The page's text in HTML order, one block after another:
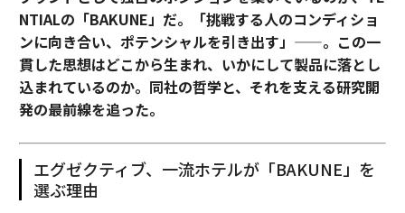
NTIALの「BAKUNE」だ。「挑戦する人のコンディショ
ンに向き合い、ポテンシャルを引き出す」——。この一
貫した思想はどこから生まれ、いかにして製品に落とし
込まれているのか。同社の哲学と、それを支える研究開
発の最前線を追った。
エグゼクティブ、一流ホテルが「BAKUNE」を
選ぶ理由